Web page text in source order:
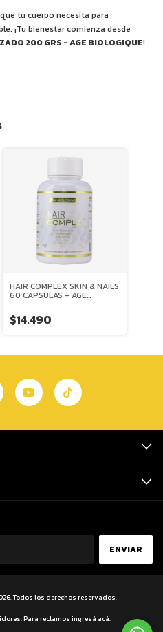
tu cuerpo necesita para
¡Tu bienestar comienza desde
200 GRS - AGE BIOLOGIQUE!
HAIR COMPLEX SKIN & NAILS
60 CAPSULAS - AGE
$14.490
Todos los derechos reservados.
Para reclamos ingresá acá.